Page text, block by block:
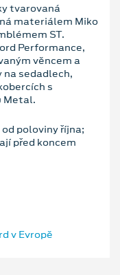
tvarovaná
materiálem Miko
ST.
Performance,
věncem a
na sedadlech,
s
Metal.
poloviny října;
před koncem